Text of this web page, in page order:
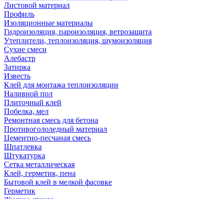
Листовой материал
Профиль
Изоляционные материалы
Гидроизоляция, пароизоляция, ветрозащита
Утеплители, теплоизоляция, шумоизоляция
Сухие смеси
Алебастр
Затирка
Известь
Клей для монтажа теплоизоляции
Наливной пол
Плиточный клей
Побелка, мел
Ремонтная смесь для бетона
Противогололедный материал
Цементно-песчаная смесь
Шпатлевка
Штукатурка
Сетка металлическая
Клей, герметик, пена
Бытовой клей в мелкой фасовке
Герметик